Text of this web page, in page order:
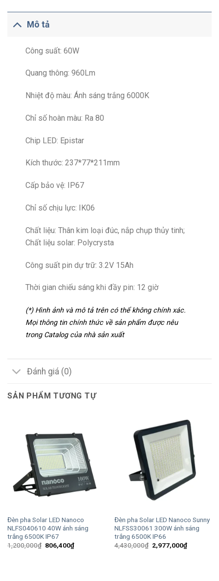
Mô tả
Công suất: 60W
Quang thông: 960Lm
Nhiệt độ màu: Ánh sáng trắng 6000K
Chỉ số hoàn màu: Ra 80
Chip LED: Epistar
Kích thước: 237*77*211mm
Cấp bảo vệ: IP67
Chỉ số chịu lực: IK06
Chất liệu: Thân kim loại đúc, nắp chụp thủy tinh;
Chất liệu solar: Polycrysta
Công suất pin dự trữ: 3.2V 15Ah
Thời gian chiếu sáng khi đầy pin: 12 giờ
(*) Hình ảnh và mô tả trên có thể không chính xác.
Mọi thông tin chính thức về sản phẩm được nêu
trong Catalog của nhà sản xuất
Đánh giá (0)
SẢN PHẨM TƯƠNG TỰ
Đèn pha Solar LED Nanoco
NLFS040610 40W ánh sáng
trắng 6500K IP67
1,200,000₫ Giá
806,400₫Giá
hiện
Đèn pha Solar LED Nanoco Sunny
NLFSS30061 300W ánh sáng
trắng 6500K IP66
4,430,000₫ Giá
gốc
2,977,000₫Giá
hiện